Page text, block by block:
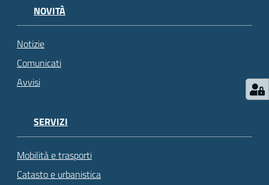
NOVITÀ
Notizie
Comunicati
Avvisi
SERVIZI
Mobilità e trasporti
Catasto e urbanistica